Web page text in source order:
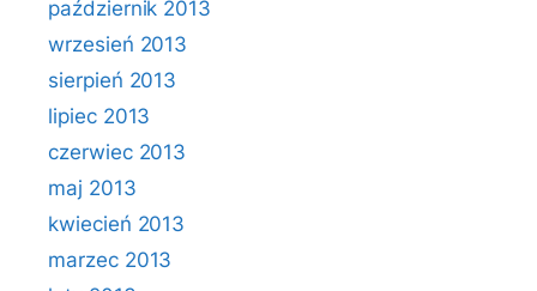
październik 2013
wrzesień 2013
sierpień 2013
lipiec 2013
czerwiec 2013
maj 2013
kwiecień 2013
marzec 2013